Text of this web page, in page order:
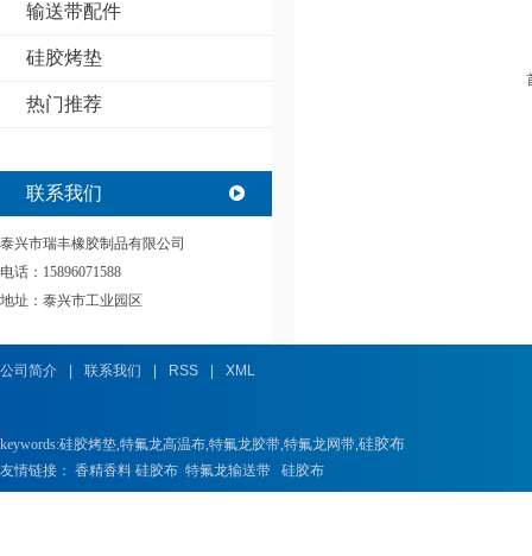
输送带配件
硅胶烤垫
热门推荐
联系我们
泰兴市瑞丰橡胶制品有限公司
电话：15896071588
地址：泰兴市工业园区
公司简介 联系我们 RSS XML
keywords:硅胶烤垫,特氟龙高温布,特氟龙胶带,特氟龙网带,硅胶布
友情链接： 香精香料 硅胶布 特氟龙输送带 硅胶布